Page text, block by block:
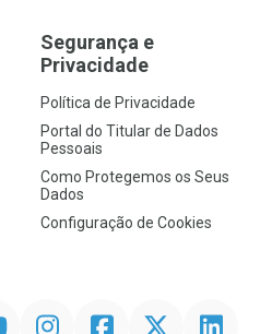
Segurança e
Privacidade
Política de Privacidade
Portal do Titular de Dados
Pessoais
Como Protegemos os Seus
Dados
Configuração de Cookies
InstagramFacebookTwitter Linkedin